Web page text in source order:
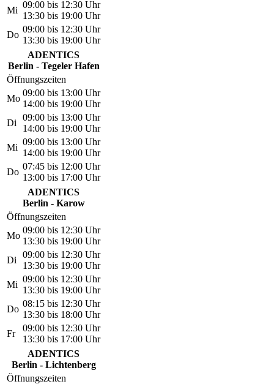
Mi
09:00 bis 12:30 Uhr
13:30 bis 19:00 Uhr
Do
09:00 bis 12:30 Uhr
13:30 bis 19:00 Uhr
ADENTICS
Berlin - Tegeler Hafen
Öffnungszeiten
Mo
09:00 bis 13:00 Uhr
14:00 bis 19:00 Uhr
Di
09:00 bis 13:00 Uhr
14:00 bis 19:00 Uhr
Mi
09:00 bis 13:00 Uhr
14:00 bis 19:00 Uhr
Do
07:45 bis 12:00 Uhr
13:00 bis 17:00 Uhr
ADENTICS
Berlin - Karow
Öffnungszeiten
Mo
09:00 bis 12:30 Uhr
13:30 bis 19:00 Uhr
Di
09:00 bis 12:30 Uhr
13:30 bis 19:00 Uhr
Mi
09:00 bis 12:30 Uhr
13:30 bis 19:00 Uhr
Do
08:15 bis 12:30 Uhr
13:30 bis 18:00 Uhr
Fr
09:00 bis 12:30 Uhr
13:30 bis 17:00 Uhr
ADENTICS
Berlin - Lichtenberg
Öffnungszeiten